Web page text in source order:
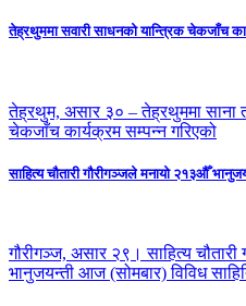
तेह्रथुममा सवारी साधनको यान्त्रिक चेकजाँच
तेह्रथुम, असार ३० – तेह्रथुममा साना
चेकजाँच कार्यक्रम सम्पन्न गरिएको
साहित्य चौतारी गौरीगञ्जले मनायो २१३औँ
गौरीगञ्ज, असार २९। साहित्य
भानुजयन्ती आज (सोमबार) विविध